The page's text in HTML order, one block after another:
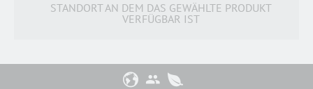
STANDORT AN DEM DAS GEWÄHLTE PRODUKT
VERFÜGBAR IST